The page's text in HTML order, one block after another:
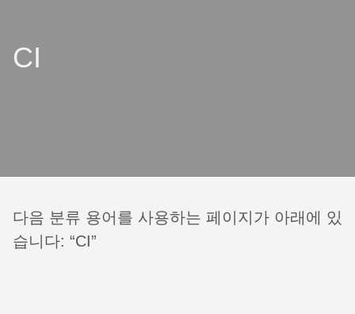
CI
다음 분류 용어를 사용하는 페이지가 아래에 있
습니다: “CI”